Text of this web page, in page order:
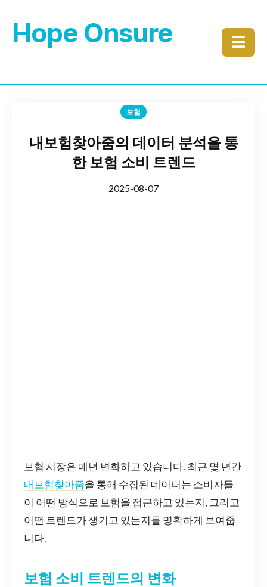
Hope Onsure ☰
보험
내보험찾아줌의 데이터 분석을 통
한 보험 소비 트렌드
2025-08-07
보험 시장은 매년 변화하고 있습니다. 최근 몇 년간
내보험찾아줌을 통해 수집된 데이터는 소비자들
이 어떤 방식으로 보험을 접근하고 있는지, 그리고
어떤 트렌드가 생기고 있는지를 명확하게 보여줍
니다.
보험 소비 트렌드의 변화